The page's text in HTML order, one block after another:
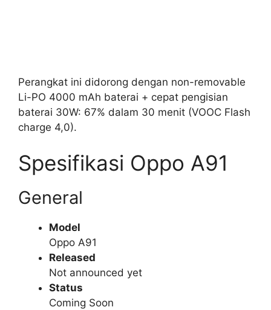
Perangkat ini didorong dengan non-removable
Li-PO 4000 mAh baterai + cepat pengisian
baterai 30W: 67% dalam 30 menit (VOOC Flash
charge 4,0).
Spesifikasi Oppo A91
General
Model
Oppo A91
Released
Not announced yet
Status
Coming Soon